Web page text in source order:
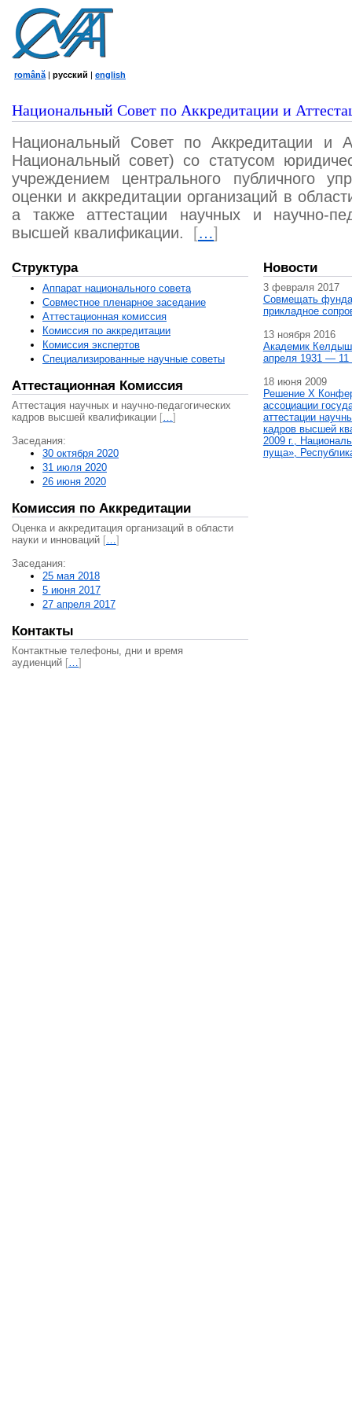
română | русский | english
Национальный Совет по Аккредитации и
Национальный Совет по Аккредитации и
Национальный совет) со статусом
учреждением центрального публичного
оценки и аккредитации организаций в
а также аттестации научных и научно-
высшей квалификации.
[…]
Структура
Аппарат национального совета
Совместное пленарное заседание
Аттестационная комисcия
Комиссия по аккредитации
Комиссия экспертов
Специализированные научные советы
Аттестационная Комиссия
Аттестация научных и научно-педагогических
кадров высшей квалификации […]
Заседания:
30 октября 2020
31 июля 2020
26 июня 2020
Комиссия по Аккредитации
Оценка и аккредитация организаций в области
науки и инноваций […]
Заседания:
25 мая 2018
5 июня 2017
27 апреля 2017
Контакты
Контактные телефоны, дни и время
аудиенций […]
Новости
3 февраля 2017
Совмещать
прикладное
13 ноября 2016
Академик
апреля 1931 — 11
18 июня 2009
Решение X
ассоциации
аттестации
кадров высшей
2009 г.,
пуща»,